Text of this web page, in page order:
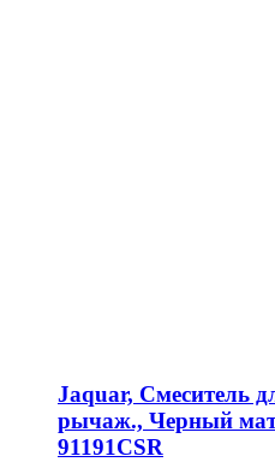
Jaquar, Смеситель
рычаж., Черный
91191CSR